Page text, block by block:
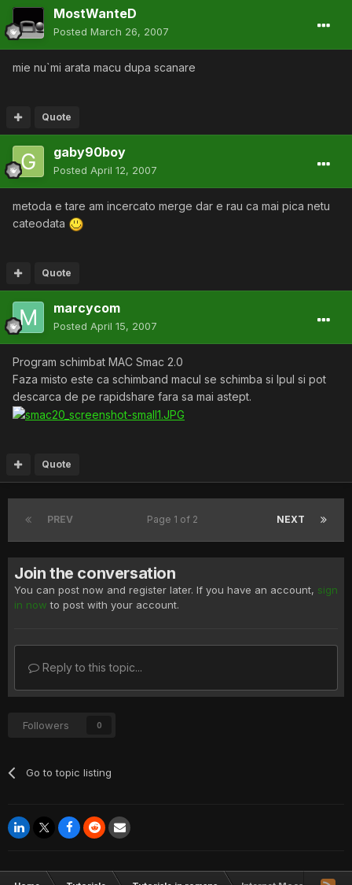
MostWanteD
Posted March 26, 2007
mie nu`mi arata macu dupa scanare
Quote
gaby90boy
Posted April 12, 2007
metoda e tare am incercato merge dar e rau ca mai pica netu
cateodata
Quote
marcycom
Posted April 15, 2007
Program schimbat MAC Smac 2.0
Faza misto este ca schimband macul se schimba si Ipul si pot
descarca de pe rapidshare fara sa mai astept.
Quote
PREV NEXT
Page 1 of 2
Join the conversation
You can post now and register later. If you have an account, sign
in now to post with your account.
Reply to this topic...
Followers 0
Go to topic listing